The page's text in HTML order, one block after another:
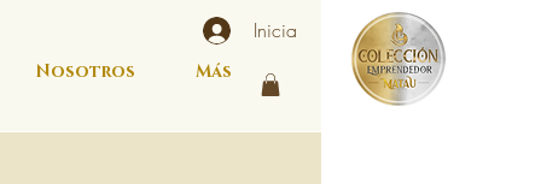
Nosotros Más
Inicia